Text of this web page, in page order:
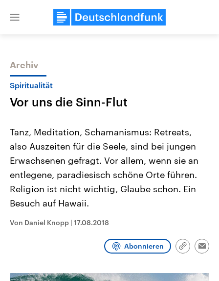
Close
Themen
Landtagswahl Sachsen-Anhalt
2026
Alle Informationen
Sachsen-Anhalt wählt am 6.
September 2026 einen neuen
Bundesland von einer Koalition aus
CDU, SPD und FDP regiert.-
Wahlprogramme, aktuelle Berichte
und Hintergründe zu den Parteien
USA
Aktuelle Beiträge,
Hintergründe
Wirtschaftlich und
Programm Podcasts
Audio-Archiv
Archiv
Spiritualität
Vor uns die Sinn-Flut
Tanz, Meditation, Schamanismus: Retreats,
also Auszeiten für die Seele, sind bei jungen
Erwachsenen gefragt. Vor allem, wenn sie an
entlegene, paradiesisch schöne Orte führen.
Religion ist nicht wichtig, Glaube schon. Ein
Besuch auf Hawaii.
Von Daniel Knopp | 17.08.2018
Abonnieren
Link